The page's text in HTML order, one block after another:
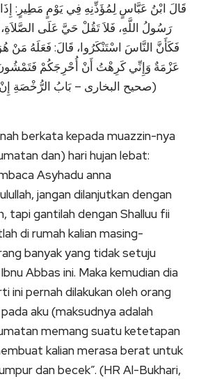
قَالَ ابْنُ عَبَّاسٍ لِمُؤَذِّنِهِ فِي يَوْمٍ مَطِيرٍ:
رَسُولُ اللَّهِ، فَلاَ تَقُلْ حَيَّ عَلَى
فَكَأَنَّ النَّاسَ اسْتَنْكَرُوا، قَالَ: فَعَلَهُ مَنْ
عَزْمَةٌ وَإِنِّي كَرِهْتُ أَنْ أُحْرِجَكُمْ
(صحيح البخارى – بَابُ الرُّخْصَةِ
berkata kepada muazzin-nya
dan) hari hujan lebat:
Asyhadu anna
jangan dilanjutkan dengan
tapi gantilah dengan Shalluu fii
di rumah kalian masing-
banyak yang tidak setuju
Abbas ini. Maka kemudian dia
ini pernah dilakukan oleh orang
aku (maksudnya adalah
memang suatu ketetapan
kalian merasa berat untuk
dan becek”. (HR Al-Bukhari,